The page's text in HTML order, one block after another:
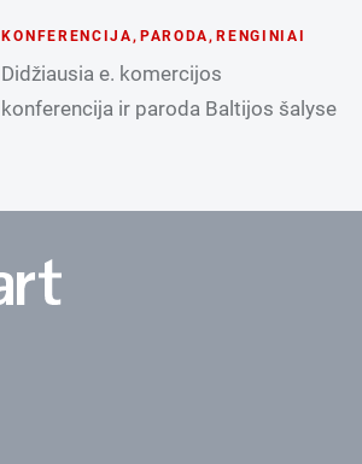
KONFERENCIJA , PARODA ,RENGINIAI
Didžiausia e. komercijos
konferencija ir paroda Baltijos šalyse